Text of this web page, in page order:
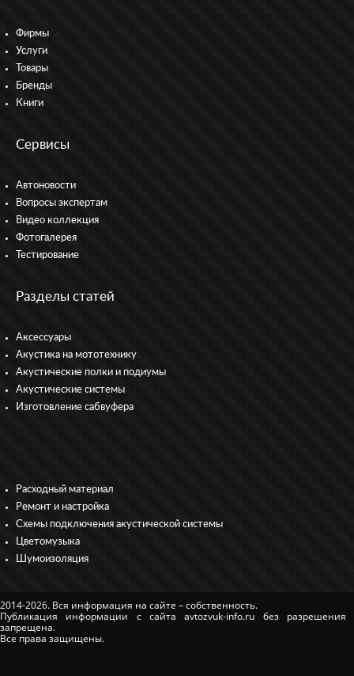
Фирмы
Услуги
Товары
Бренды
Книги
Сервисы
Автоновости
Вопросы экспертам
Видео коллекция
Фотогалерея
Тестирование
Разделы статей
Аксессуары
Акустика на мототехнику
Акустические полки и подиумы
Акустические системы
Изготовление сабвуфера
Расходный материал
Ремонт и настройка
Схемы подключения акустической системы
Цветомузыка
Шумоизоляция
2014-2026. Вся информация на сайте – собственность.
Публикация информации с сайта avtozvuk-info.ru без разрешения
запрещена.
Все права защищены.